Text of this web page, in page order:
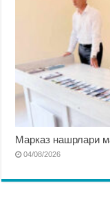
Марказ нашрлари
04/08/2026